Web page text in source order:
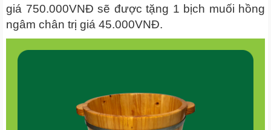
giá 750.000VNĐ sẽ được tặng 1 bịch muối hồng
ngâm chân trị giá 45.000VNĐ.